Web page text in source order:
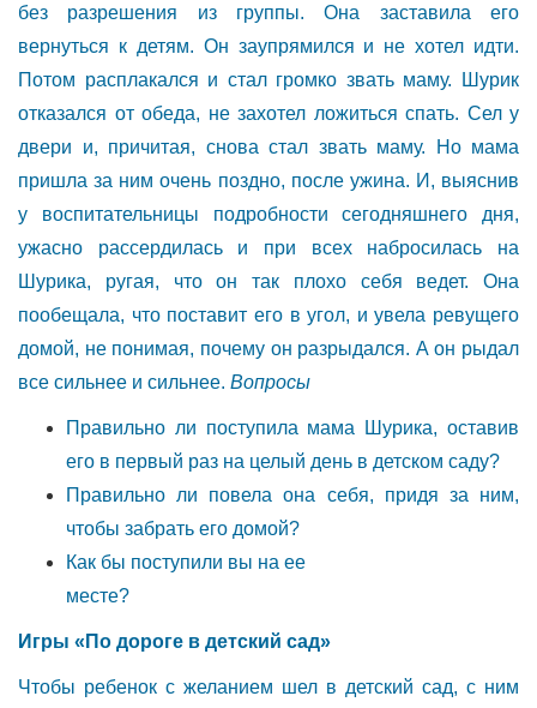
без разрешения из группы. Она заставила его
вернуться к детям. Он заупрямился и не хотел идти.
Потом расплакался и стал громко звать маму. Шурик
отказался от обеда, не захотел ложиться спать. Сел у
двери и, причитая, снова стал звать маму. Но мама
пришла за ним очень поздно, после ужина. И, выяснив
у воспитательницы подробности сегодняшнего дня,
ужасно рассердилась и при всех набросилась на
Шурика, ругая, что он так плохо себя ведет. Она
пообещала, что поставит его в угол, и увела ревущего
домой, не понимая, почему он разрыдался. А он рыдал
все сильнее и сильнее. Вопросы
Правильно ли поступила мама Шурика, оставив
его в первый раз на целый день в детском саду?
Правильно ли повела она себя, придя за ним,
чтобы забрать его домой?
Как бы поступили вы на ее
месте?
Игры «По дороге в детский сад»
Чтобы ребенок с желанием шел в детский сад, с ним